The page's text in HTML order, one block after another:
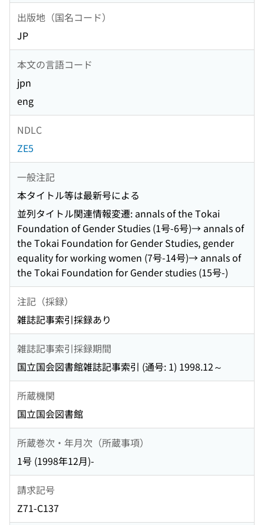
出版地（国名コード）
JP
本文の言語コード
jpn
eng
NDLC
ZE5
一般注記
本タイトル等は最新号による
並列タイトル関連情報変遷: annals of the Tokai
Foundation of Gender Studies (1号-6号)→ annals of
the Tokai Foundation for Gender Studies, gender
equality for working women (7号-14号)→ annals of
the Tokai Foundation for Gender studies (15号-)
注記（採録）
雑誌記事索引採録あり
雑誌記事索引採録期間
国立国会図書館雑誌記事索引 (通号: 1) 1998.12～
所蔵機関
国立国会図書館
所蔵巻次・年月次（所蔵事項）
1号 (1998年12月)-
請求記号
Z71-C137